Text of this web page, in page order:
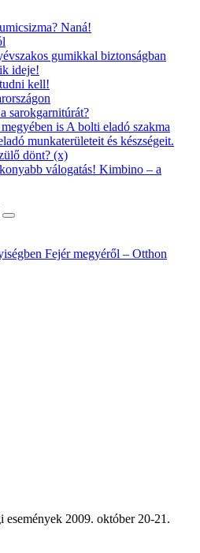
Naná!
gumikkal biztonságban
ideje!
kell!
sarokgarnitúrát?
is A bolti eladó szakma
munkaterületeit és készségeit.
dönt? (x)
válogatás! Kimbino – a
események 2009. október 20-21.